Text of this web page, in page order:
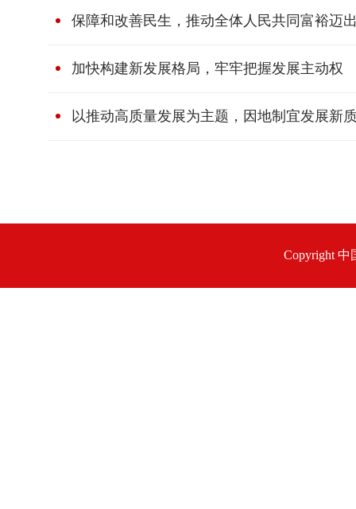
保障和改善民生，推动全体人民共同富裕迈
加快构建新发展格局，牢牢把握发展主动权
以推动高质量发展为主题，因地制宜发展新
Copyright 中